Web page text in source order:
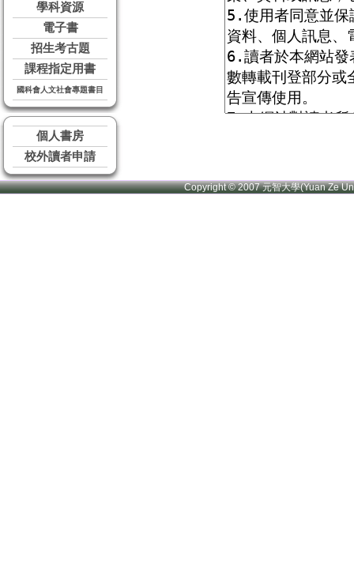
學科資源
電子書
招生考古題
課程指定用書
國科會人文社會專題書目
個人書房
校外讀者申請
Copyright © 2007 元智大學(Yuan Ze